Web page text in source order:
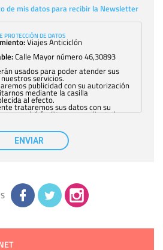
de mis datos para recibir la Newsletter
PROTECCIÓN DE DATOS
Viajes Anticiclón
Calle Mayor número 46,30893
usados para poder atender sus
servicios.
publicidad con su autorización
mediante la casilla
al efecto.
trataremos sus datos con su
que podrá facilitarnos mediante la
general, sólo el personal de
debidamente autorizado podrá
información que le pedimos. No se
cómo tratamos sus datos en la
ENVIAR